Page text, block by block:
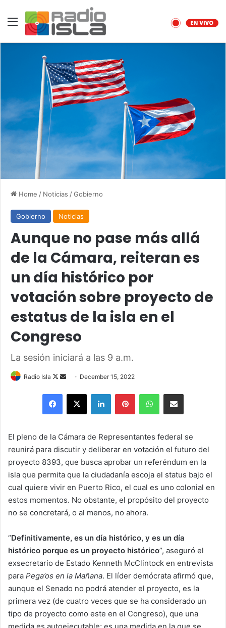
Menu
Home / Noticias /Gobierno
Gobierno Noticias
Aunque no pase más allá
de la Cámara, reiteran es
un día histórico por
votación sobre proyecto de
estatus de la isla en el
Congreso
La sesión iniciará a las 9 a.m.
Radio Isla
Follow
Send
email
December 15, 2022
Facebook
X LinkedInPinterestWhatsAppShare via Email
El pleno de la Cámara de Representantes federal se
reunirá para discutir y deliberar en votación el futuro del
proyecto 8393, que busca aprobar un referéndum en la
isla que permita que la ciudadanía escoja el status bajo el
cual quiere vivir en Puerto Rico, el cual es uno colonial en
estos momentos. No obstante, el propósito del proyecto
no se concretará, o al menos, no ahora.
“Definitivamente, es un día histórico, y es un día
histórico porque es un proyecto histórico”, aseguró el
exsecretario de Estado Kenneth McClintock en entrevista
para Pega’os en la Mañana. El líder demócrata afirmó que,
aunque el Senado no podrá atender el proyecto, es la
primera vez (de cuatro veces que se ha considerado un
tipo de proyecto como este en el Congreso), que una